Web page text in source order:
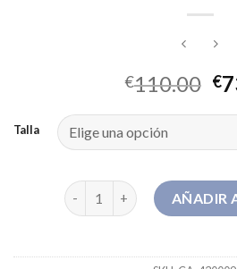
€110.00 €
Talla
plumifero beige cantidad
AÑADIR